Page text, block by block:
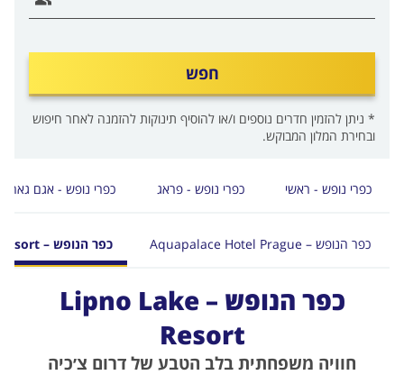
חפש
* ניתן להזמין חדרים נוספים ו/או להוסיף תינוקות להזמנה לאחר חיפוש
ובחירת המלון המבוקש.
כפרי נופש - ראשי כפרי נופש - פראג כפרי נופש - אגם
כפר הנופש – Aquapalace Hotel Prague כפר הנופש – Lipno Lake Resort
כפר הנופש – Lipno Lake
Resort
חוויה משפחתית בלב הטבע של דרום צ׳כיה